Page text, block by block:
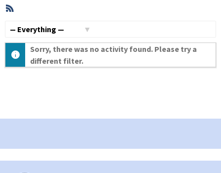
Member
Activities
Sorry, there was no activity found. Please try a
different filter.